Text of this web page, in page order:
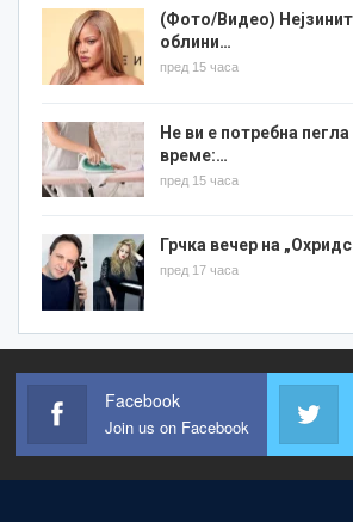
(Фото/Видео)
облини…
пред 15 часа
Не ви е потребна
време:…
пред 15 часа
Грчка вечер на
пред 17 часа
Facebook
Join us on Facebook